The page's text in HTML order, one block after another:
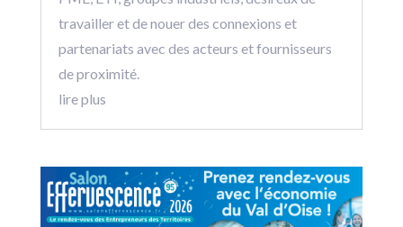
travailler et de nouer des connexions et
partenariats avec des acteurs et fournisseurs
de proximité.
lire plus